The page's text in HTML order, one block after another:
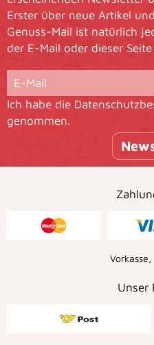
Erster über neue Artikel
Genuss-Mail ist natürlich
der E-Mail oder dieser
Ich habe die
genommen.
Unser